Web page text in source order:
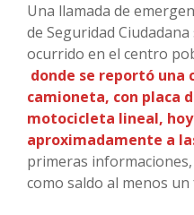
Una llamada de
de Seguridad
ocurrido en el centro
donde se reportó una
camioneta, con placa
motocicleta lineal,
aproximadamente a
primeras
como saldo al menos un